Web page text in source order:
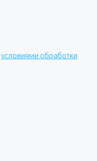
условиями обработки